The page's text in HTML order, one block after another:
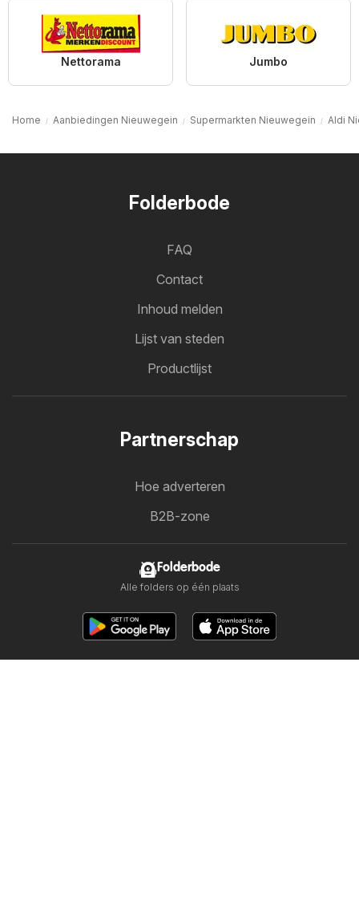
Nettorama Jumbo
Home Aanbiedingen Nieuwegein Supermarkten Nieuwegein Aldi
Folderbode
FAQ
Contact
Inhoud melden
Lijst van steden
Productlijst
Partnerschap
Hoe adverteren
B2B-zone
Folderbode
Alle folders op één plaats